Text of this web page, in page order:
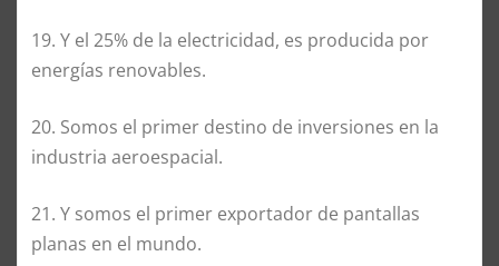
19. Y el 25% de la electricidad, es producida por
energías renovables.
20. Somos el primer destino de inversiones en la
industria aeroespacial.
21. Y somos el primer exportador de pantallas
planas en el mundo.